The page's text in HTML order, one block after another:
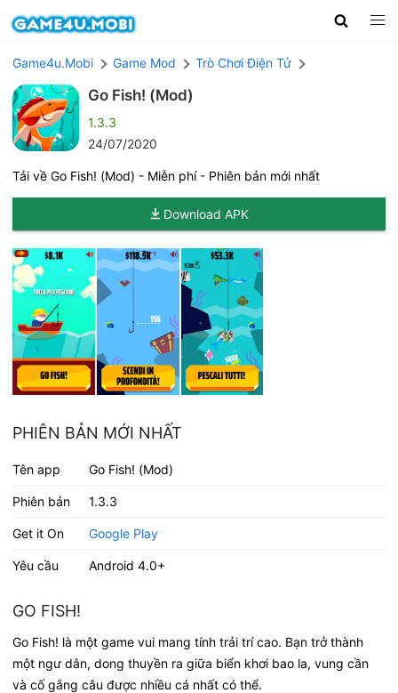
Game4u.Mobi Game Mod Trò Chơi Điện Tử
Go Fish! (Mod)
1.3.3
24/07/2020
Tải về Go Fish! (Mod) - Miễn phí - Phiên bản mới nhất
Download APK
PHIÊN BẢN MỚI NHẤT
Tên app Go Fish! (Mod)
Phiên bản 1.3.3
Get it On Google Play
Yêu cầu Android 4.0+
GO FISH!
Go Fish! là một game vui mang tính trải trí cao. Bạn trở thành
một ngư dân, dong thuyền ra giữa biển khơi bao la, vung cần
và cố gắng câu được nhiều cá nhất có thể.